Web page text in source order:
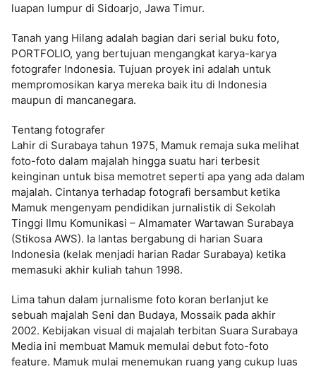
luapan lumpur di Sidoarjo, Jawa Timur.
Tanah yang Hilang adalah bagian dari serial buku foto,
PORTFOLIO, yang bertujuan mengangkat karya-karya
fotografer Indonesia. Tujuan proyek ini adalah untuk
mempromosikan karya mereka baik itu di Indonesia
maupun di mancanegara.
Tentang fotografer
Lahir di Surabaya tahun 1975, Mamuk remaja suka melihat
foto-foto dalam majalah hingga suatu hari terbesit
keinginan untuk bisa memotret seperti apa yang ada dalam
majalah. Cintanya terhadap fotografi bersambut ketika
Mamuk mengenyam pendidikan jurnalistik di Sekolah
Tinggi Ilmu Komunikasi – Almamater Wartawan Surabaya
(Stikosa AWS). Ia lantas bergabung di harian Suara
Indonesia (kelak menjadi harian Radar Surabaya) ketika
memasuki akhir kuliah tahun 1998.
Lima tahun dalam jurnalisme foto koran berlanjut ke
sebuah majalah Seni dan Budaya, Mossaik pada akhir
2002. Kebijakan visual di majalah terbitan Suara Surabaya
Media ini membuat Mamuk memulai debut foto-foto
feature. Mamuk mulai menemukan ruang yang cukup luas